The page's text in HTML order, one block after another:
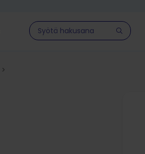
Hae sivulla
>